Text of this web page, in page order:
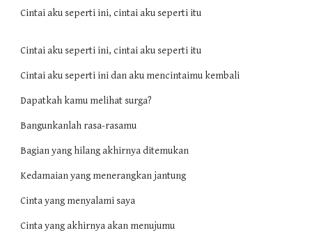
Cintai aku seperti ini, cintai aku seperti itu
Cintai aku seperti ini, cintai aku seperti itu
Cintai aku seperti ini dan aku mencintaimu kembali
Dapatkah kamu melihat surga?
Bangunkanlah rasa-rasamu
Bagian yang hilang akhirnya ditemukan
Kedamaian yang menerangkan jantung
Cinta yang menyalami saya
Cinta yang akhirnya akan menujumu